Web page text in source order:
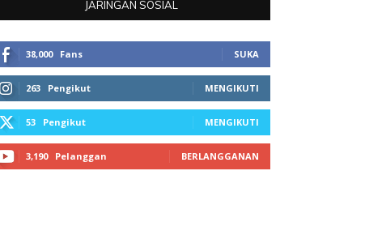
JARINGAN SOSIAL
38,000 Fans SUKA
263 Pengikut MENGIKUTI
53 Pengikut MENGIKUTI
3,190 Pelanggan BERLANGGANAN